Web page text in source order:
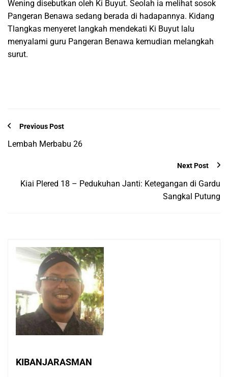
Wening disebutkan oleh Ki Buyut. Seolah ia melihat sosok
Pangeran Benawa sedang berada di hadapannya. Kidang
Tlangkas menyeret langkah mendekati Ki Buyut lalu
menyalami guru Pangeran Benawa kemudian melangkah
surut.
Previous Post
Lembah Merbabu 26
Next Post
Kiai Plered 18 – Pedukuhan Janti: Ketegangan di Gardu
Sangkal Putung
KIBANJARASMAN